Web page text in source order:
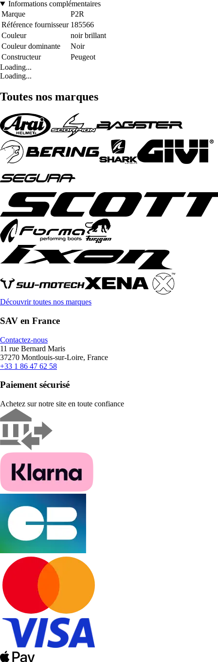
Informations complémentaires
Marque
P2R
Référence fournisseur 185566
Couleur
noir brillant
Couleur dominante
Noir
Constructeur
Peugeot
Loading...
Loading...
Toutes nos marques
Découvrir toutes nos marques
SAV en France
Contactez-nous
11 rue Bernard Maris
37270 Montlouis-sur-Loire, France
+33 1 86 47 62 58
Paiement sécurisé
Achetez sur notre site en toute confiance